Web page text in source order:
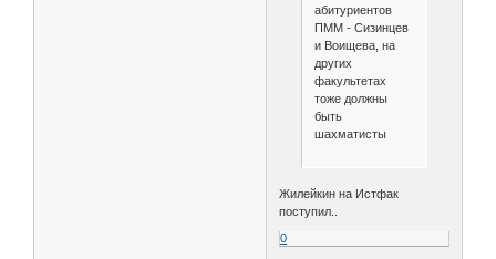
абитуриентов
ПММ - Сизинцев
и Воищева, на
других
факультетах
тоже должны
быть
шахматисты
Жилейкин на Истфак
поступил..
0